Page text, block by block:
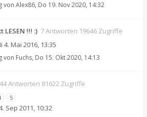
von Alex86, Do 19. Nov 2020, 14:32
!!! :) 7 Antworten 19646 Zugriffe
4. Mai 2016, 13:35
von Fuchs, Do 15. Okt 2020, 14:13
44 Antworten 81622 Zugriffe
5
Sep 2011, 10:32